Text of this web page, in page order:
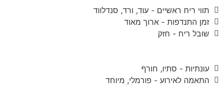
תווי ריח ראשיים - עוד, ורד, סנדלווד
זמן התנדפות - ארוך מאוד
שובל ריח - חזק
עונתיות - סתיו, חורף
התאמה לאירוע - פורמלי, מיוחד